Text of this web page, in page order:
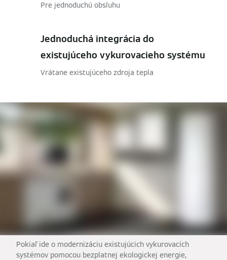
Pre jednoduchú obsluhu
Jednoduchá integrácia do
existujúceho vykurovacieho systému
Vrátane existujúceho zdroja tepla
Pokiaľ ide o modernizáciu existujúcich vykurovacích
systémov pomocou bezplatnej ekologickej energie,